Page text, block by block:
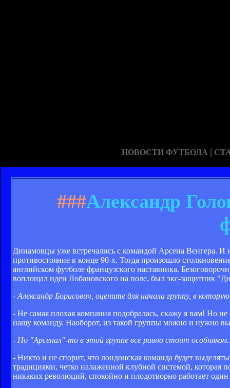
НОВОСТИ ФУТБОЛА |
###Александр
Динамовцы уже встречались с командой Арсена Венгера.
противостояние в конце 90-х. Тогда произошло
английском футболе французского наставника.
воплощал идеи Лобановского на поле, был экс-защитник
- Александр Борисович, оцените для начала группу, в
- Не самая плохая компания подобралась, скажу я вам! Но
нашу команду. Наоборот, из такой группы можно и нужно
- Но "Арсенал"-то в этой группе все равно стоит
- Никто и не спорит, что лондонская команда будет
традициями, четко налаженной клубной системой, которая
никаких революций, спокойно и плодотворно работает